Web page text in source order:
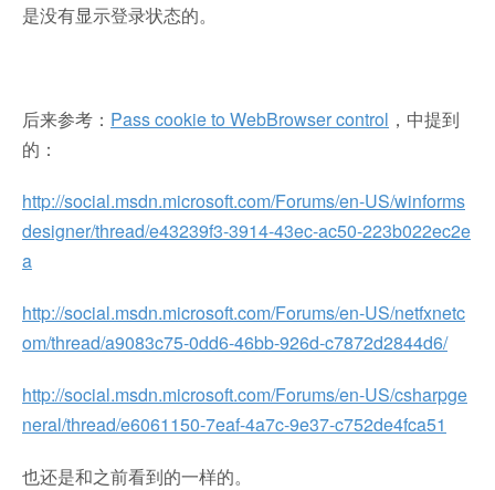
是没有显示登录状态的。
后来参考： Pass cookie to WebBrowser control ，中提到
的：
http://social.msdn.microsoft.com/Forums/en-US/winforms
designer/thread/e43239f3-3914-43ec-ac50-223b022ec2e
a
http://social.msdn.microsoft.com/Forums/en-US/netfxnetc
om/thread/a9083c75-0dd6-46bb-926d-c7872d2844d6/
http://social.msdn.microsoft.com/Forums/en-US/csharpge
neral/thread/e6061150-7eaf-4a7c-9e37-c752de4fca51
也还是和之前看到的一样的。